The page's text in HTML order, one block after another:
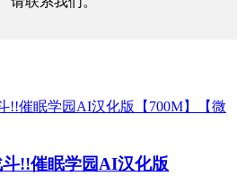
斗!!催眠学园AI汉化版